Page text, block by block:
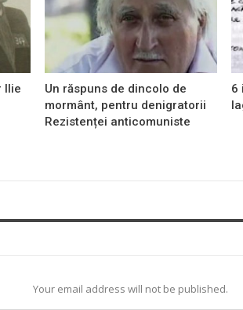
Ilie
Un răspuns de dincolo de
mormânt, pentru denigratorii
Rezistenței anticomuniste
6
Your email address will not be published.